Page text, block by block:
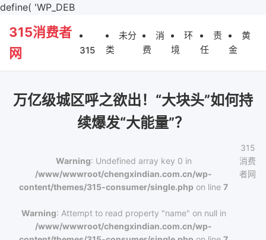
define( 'WP_DEB
315消费者
网
315
未分
类
消
费
环
境
责
任
黄
金
万亿级城区呼之欲出！“大块头”如何持
续爆发“大能量”？
Warning: Undefined array key 0 in
/www/wwwroot/chengxindian.com.cn/wp-
content/themes/315-consumer/single.php on line7
Warning: Attempt to read property "name" on null in
/www/wwwroot/chengxindian.com.cn/wp-
315
消费
者网